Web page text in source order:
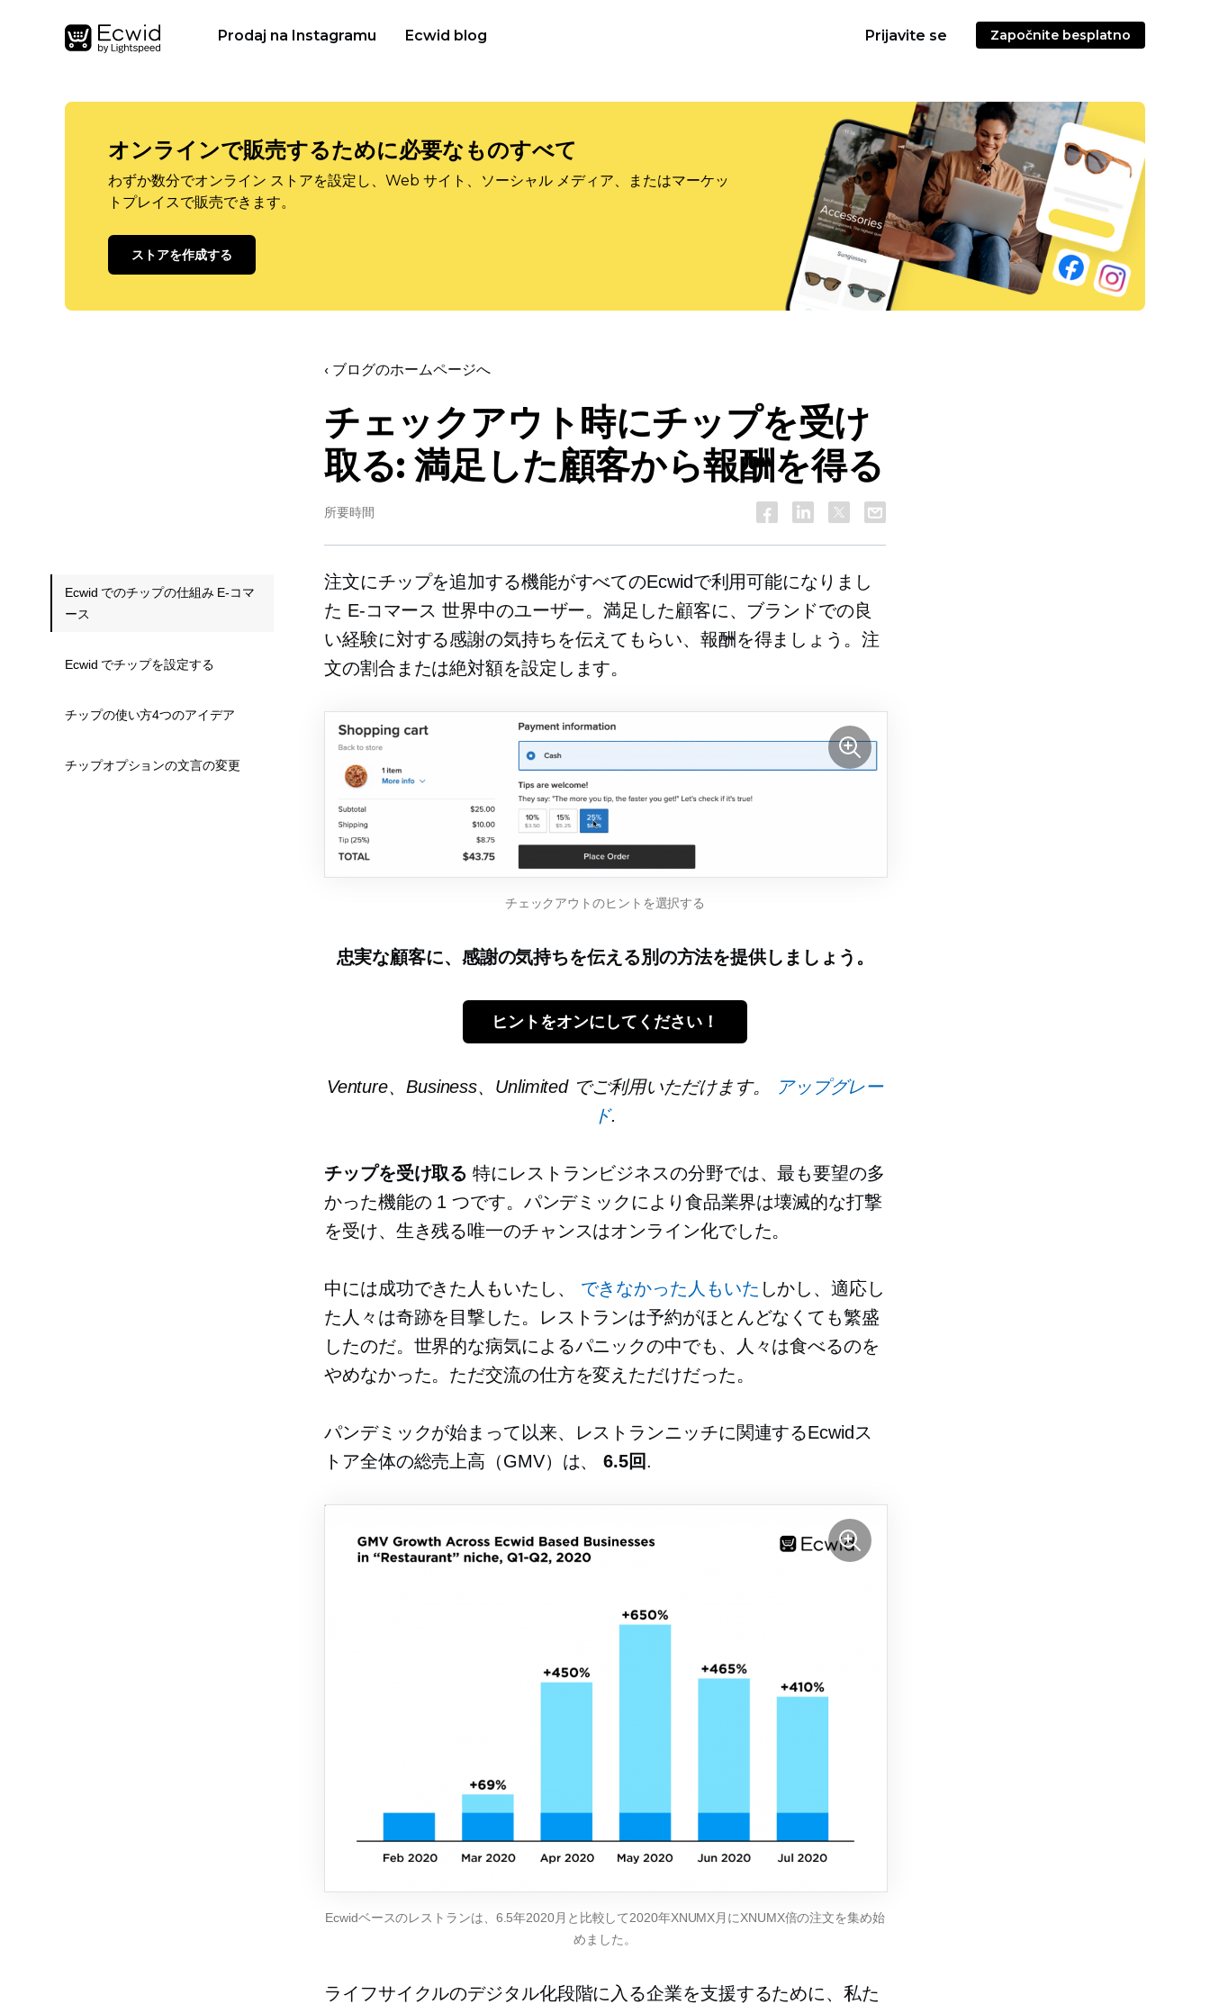
Prodaj na Instagramu Ecwid blog Prijavite se Započnite besplatno
オンラインで販売するために必要なものすべて
わずか数分でオンライン ストアを設定し、Web サイト、ソーシャル メディア、またはマーケッ
トプレイスで販売できます。
ストアを作成する
‹ ブログのホームページへ
チェックアウト時にチップを受け
取る: 満足した顧客から報酬を得る
所要時間
注文にチップを追加する機能がすべてのEcwidで利用可能になりまし
た E-コマース 世界中のユーザー。満足した顧客に、ブランドでの良
い経験に対する感謝の気持ちを伝えてもらい、報酬を得ましょう。注
文の割合または絶対額を設定します。
チェックアウトのヒントを選択する
忠実な顧客に、感謝の気持ちを伝える別の方法を提供しましょう。
ヒントをオンにしてください！
Venture、Business、Unlimited でご利用いただけます。
アップグレー
ド.
チップを受け取る 特にレストランビジネスの分野では、最も要望の多
かった機能の 1 つです。パンデミックにより食品業界は壊滅的な打撃
を受け、生き残る唯一のチャンスはオンライン化でした。
中には成功できた人もいたし、 できなかった人もいた しかし、適応し
た人々は奇跡を目撃した。レストランは予約がほとんどなくても繁盛
したのだ。世界的な病気によるパニックの中でも、人々は食べるのを
やめなかった。ただ交流の仕方を変えただけだった。
パンデミックが始まって以来、レストランニッチに関連するEcwidス
トア全体の総売上高（GMV）は、6.5回.
Ecwidベースのレストランは、6.5年2020月と比較して2020年XNUMX月にXNUMX倍の注文を集め始
めました。
ライフサイクルのデジタル化段階に入る企業を支援するために、私た
Ecwid でのチップの仕組み E-コマ
ース
Ecwid でチップを設定する
チップの使い方4つのアイデア
チップオプションの文言の変更